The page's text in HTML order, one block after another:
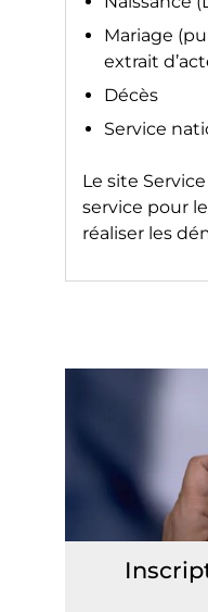
Mariage
extrait
Décès
Service
Le site
service pour
réaliser les